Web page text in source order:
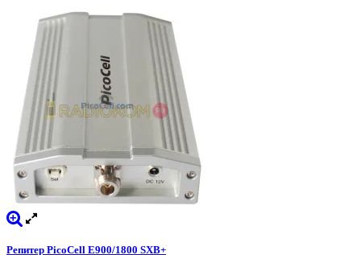
Репитер PicoCell E900/1800 SXB+